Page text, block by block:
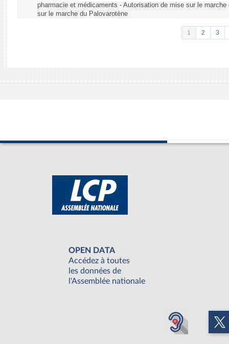
pharmacie et médicaments - Autorisation de mise sur le
sur le marche du Palovarotène
1 2 3
OPEN DATA
Accédez à toutes
les données de
l'Assemblée nationale